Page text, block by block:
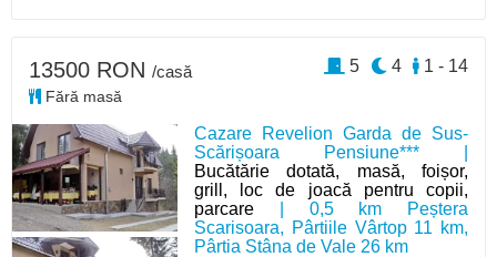
Cazare Revelion Garda de Sus-
Scărișoara Pensiune*** |
Bucătărie dotată, masă, foișor,
grill, loc de joacă pentru copii,
parcare | 0,5 km Peștera
Scarisoara, Pârtiile Vârtop 11 km,
Pârtia Stâna de Vale 26 km
13500 RON /casă
Fără masă
1 - 14
4
5